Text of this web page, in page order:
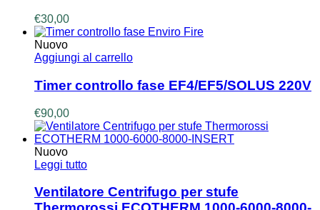
€30,00
Nuovo
Aggiungi al carrello
Timer controllo fase EF4/EF5/SOLUS 220V
€90,00
Nuovo
Leggi tutto
Ventilatore Centrifugo per stufe